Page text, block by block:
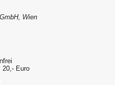
Wien
20,- Euro